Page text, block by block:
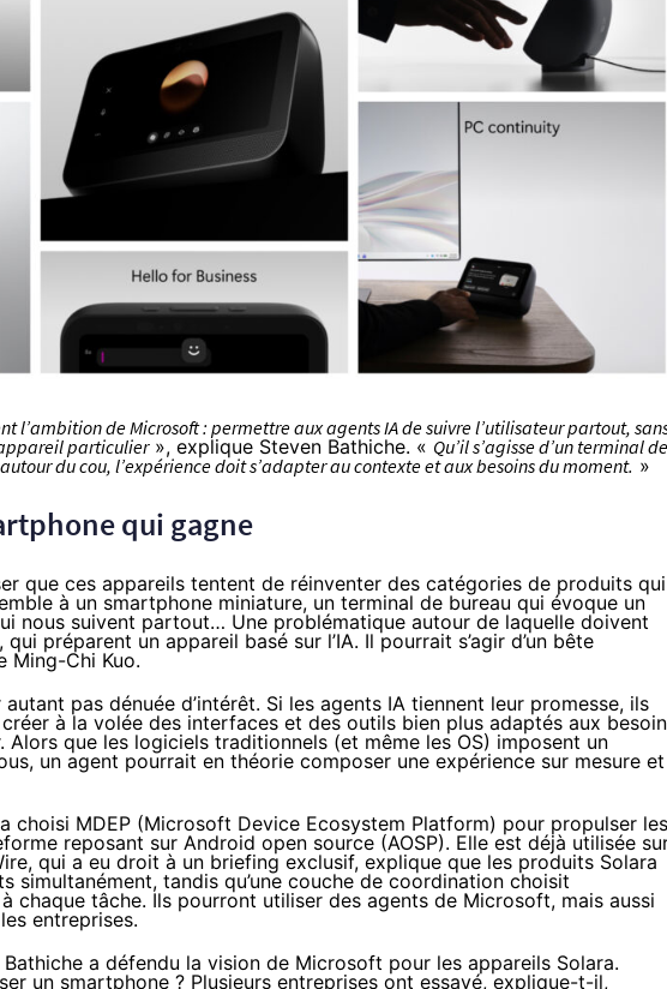
l’ambition de Microsoft : permettre aux agents IA de suivre l’utilisateur partout,
particulier», explique Steven Bathiche. « Qu’il s’agisse d’un terminal de
du cou, l’expérience doit s’adapter au contexte et aux besoins du moment. »
qui gagne
que ces appareils tentent de réinventer des catégories de produits qui
à un smartphone miniature, un terminal de bureau qui évoque un
nous suivent partout… Une problématique autour de laquelle doivent
, qui préparent un appareil basé sur l’IA. Il pourrait s’agir d’un bête
Ming-Chi Kuo.
autant pas dénuée d’intérêt. Si les agents IA tiennent leur promesse, ils
à la volée des interfaces et des outils bien plus adaptés aux
Alors que les logiciels traditionnels (et même les OS) imposent un
un agent pourrait en théorie composer une expérience sur mesure et
choisi MDEP (Microsoft Device Ecosystem Platform) pour propulser les
reposant sur Android open source (AOSP). Elle est déjà utilisée
qui a eu droit à un briefing exclusif, explique que les produits Solara
simultanément, tandis qu’une couche de coordination choisit
chaque tâche. Ils pourront utiliser des agents de Microsoft, mais aussi
entreprises.
a défendu la vision de Microsoft pour les appareils Solara.
un smartphone ? Plusieurs entreprises ont essayé, explique-t-il,